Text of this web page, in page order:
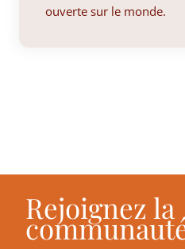
ouverte sur le monde.
Rejoignez la